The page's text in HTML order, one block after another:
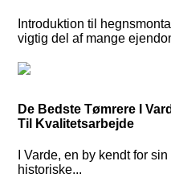
Introduktion til
vigtig del af mange
De Bedste Tømrere I
Til Kvalitetsarbejde
I Varde, en by kendt for
historiske...